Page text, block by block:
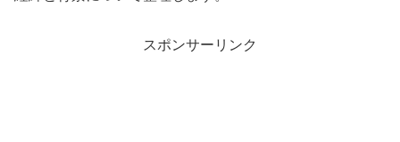
スポンサーリンク